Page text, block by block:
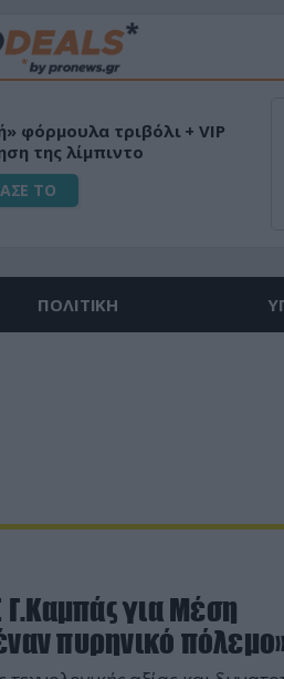
φόρμουλα τριβόλι + VIP
της λίμπιντο
ΤΟ
ΠΟΛΙΤΙΚΗ
Γ.Καμπάς για Μέση
πυρηνικό